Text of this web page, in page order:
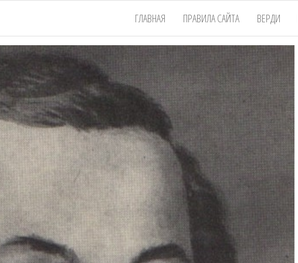
ГЛАВНАЯ ПРАВИЛА САЙТА ВЕРДИ